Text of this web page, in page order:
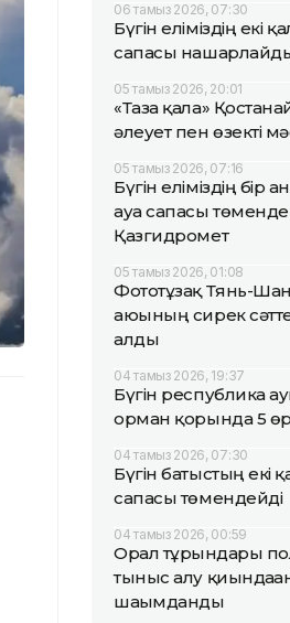
06 тамыз 2026, 07:30
Бүгін еліміздің екі
сапасы
05 тамыз 2026, 20:01
«Таза қала»
әлеует пен өзекті
05 тамыз 2026, 07:16
Бүгін еліміздің бір
ауа сапасы
Қазгидромет
05 тамыз 2026, 01:08
Фототұзақ Тянь-
аюының сирек
алды
04 тамыз 2026, 19:37
Бүгін республика
орман қорында 5
04 тамыз 2026, 07:30
Бүгін батыстың екі
сапасы төмендейді
04 тамыз 2026, 00:59
Орал тұрғындары
тыныс алу
шағымданды